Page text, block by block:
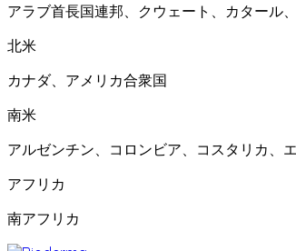
アラブ首長国連邦、クウェート、カタール
北米
カナダ、アメリカ合衆国
南米
アルゼンチン、コロンビア、コスタリカ、
アフリカ
南アフリカ